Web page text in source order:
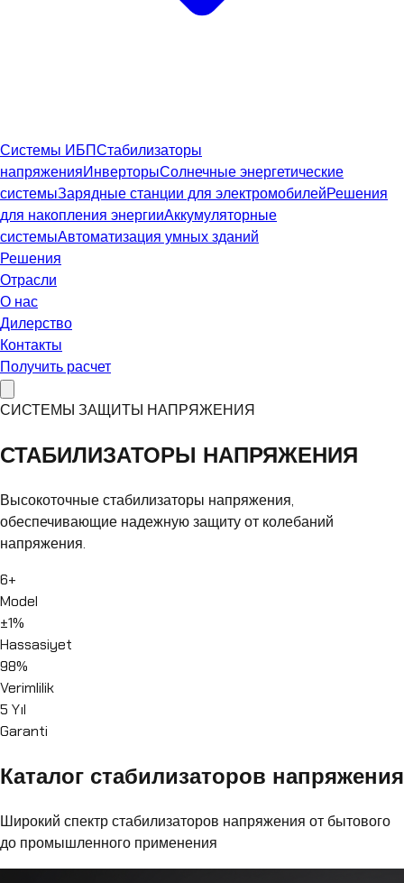
Системы ИБПСтабилизаторы
напряженияИнверторыСолнечные энергетические
системыЗарядные станции для электромобилейРешения
для накопления энергииАккумуляторные
системыАвтоматизация умных зданий
Решения
Отрасли
О нас
Дилерство
Контакты
Получить расчет
СИСТЕМЫ ЗАЩИТЫ НАПРЯЖЕНИЯ
СТАБИЛИЗАТОРЫ НАПРЯЖЕНИЯ
Высокоточные стабилизаторы напряжения,
обеспечивающие надежную защиту от колебаний
напряжения.
6+
Model
±1%
Hassasiyet
98%
Verimlilik
5 Yıl
Garanti
Каталог стабилизаторов напряжения
Широкий спектр стабилизаторов напряжения от бытового
до промышленного применения